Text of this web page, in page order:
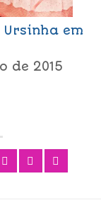
Ursinha em
de 2015